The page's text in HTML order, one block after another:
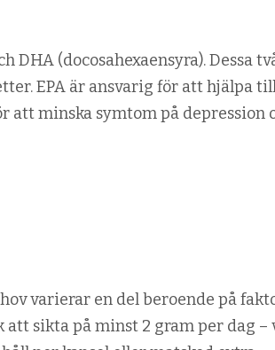
DHA (docosahexaensyra). Dessa
EPA är ansvarig för att hjälpa
minska symtom på depression
varierar en del beroende på
sikta på minst 2 gram per dag –